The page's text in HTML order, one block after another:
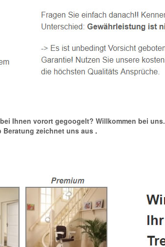
Ihnen vorort gegoogelt? Willkommen bei uns.
Beratung zeichnet uns aus .